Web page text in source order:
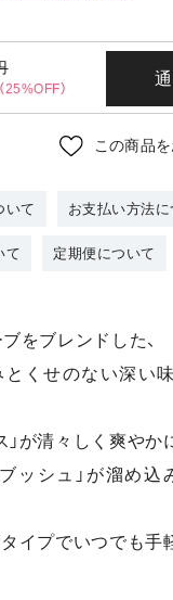
25%OFF）
この商品
いて お支払い方法に
て 定期便について
をブレンドした、
とくせのない深い
」が清々しく爽やか
ッシュ」が溜め込
イプでいつでも手